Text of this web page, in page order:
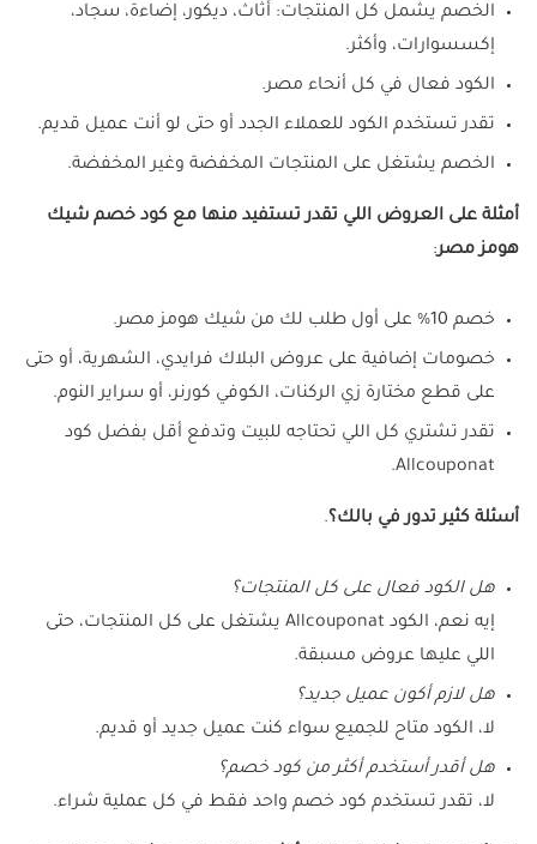
الخصم يشمل كل المنتجات: أثاث، ديكور، إضاءة، سجاد،
إكسسوارات، وأكثر.
الكود فعال في كل أنحاء مصر.
تقدر تستخدم الكود للعملاء الجدد أو حتى لو أنت عميل قديم.
الخصم يشتغل على المنتجات المخفضة وغير المخفضة.
أمثلة على العروض اللي تقدر تستفيد منها مع كود خصم شيك
هومز مصر:
خصم 10% على أول طلب لك من شيك هومز مصر.
خصومات إضافية على عروض البلاك فرايدي، الشهرية، أو حتى
على قطع مختارة زي الركنات، الكوفي كورنر، أو سراير النوم.
تقدر تشتري كل اللي تحتاجه للبيت وتدفع أقل بفضل كود
Allcouponat.
أسئلة كثير تدور في بالك؟.
هل الكود فعال على كل المنتجات؟
إيه نعم، الكود Allcouponat يشتغل على كل المنتجات، حتى
اللي عليها عروض مسبقة.
هل لازم أكون عميل جديد؟
لا، الكود متاح للجميع سواء كنت عميل جديد أو قديم.
هل أقدر أستخدم أكثر من كود خصم؟
لا، تقدر تستخدم كود خصم واحد فقط في كل عملية شراء.